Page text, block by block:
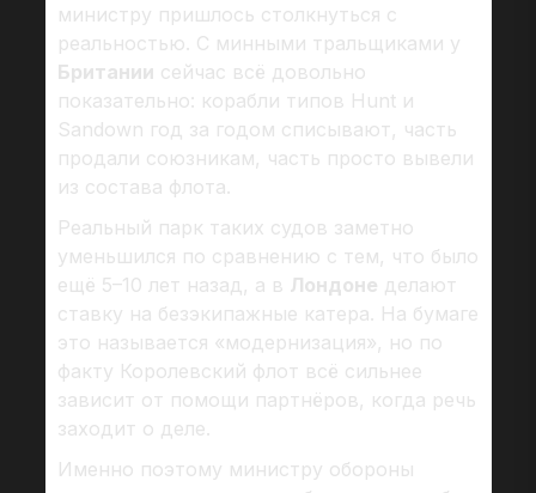
министру пришлось столкнуться с
реальностью. С минными тральщиками у
Британии сейчас всё довольно
показательно: корабли типов Hunt и
Sandown год за годом списывают, часть
продали союзникам, часть просто вывели
из состава флота.
Реальный парк таких судов заметно
уменьшился по сравнению с тем, что было
ещё 5–10 лет назад, а в Лондоне делают
ставку на безэкипажные катера. На бумаге
это называется «модернизация», но по
факту Королевский флот всё сильнее
зависит от помощи партнёров, когда речь
заходит о деле.
Именно поэтому министру обороны